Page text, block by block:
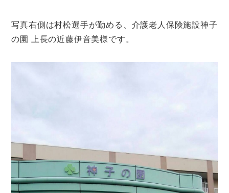
写真右側は村松選手が勤める、介護老人保険施設神子
の園 上長の近藤伊音美様です。